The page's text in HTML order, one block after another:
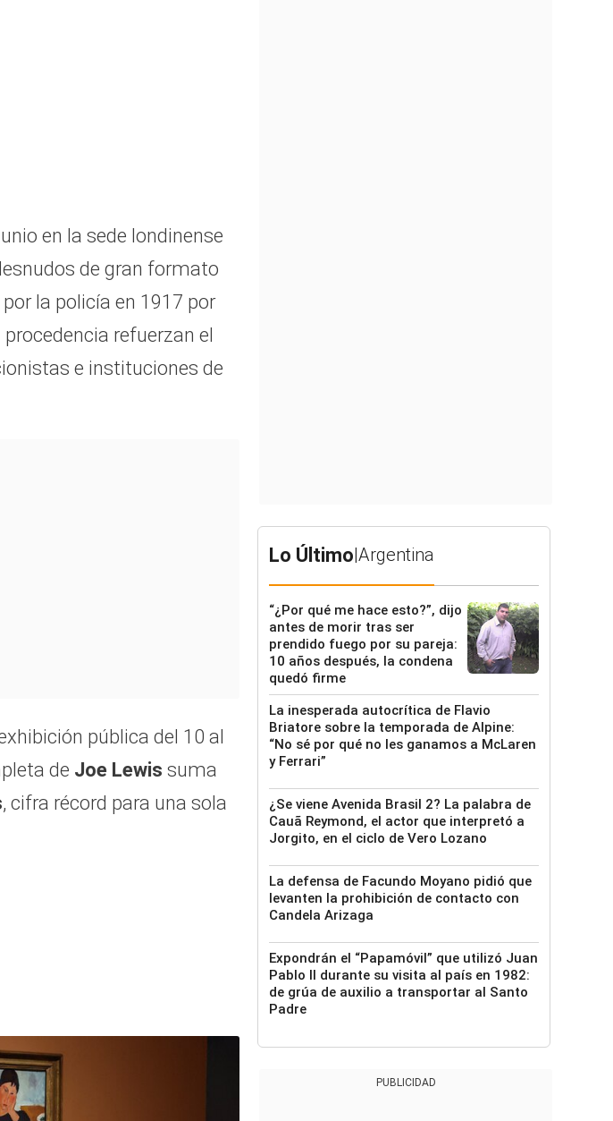
en la sede londinense
de gran formato
la policía en 1917 por
refuerzan el
e instituciones de
pública del 10 al
de Joe Lewis suma
, cifra récord para una sola
Lo Último|Argentina
“¿Por qué me hace esto?”, dijo
antes de morir tras ser
prendido fuego por su pareja:
10 años después, la condena
quedó firme
La inesperada autocrítica de Flavio
Briatore sobre la temporada de Alpine:
“No sé por qué no les ganamos a McLaren
y Ferrari”
¿Se viene Avenida Brasil 2? La palabra de
Cauã Reymond, el actor que interpretó a
Jorgito, en el ciclo de Vero Lozano
La defensa de Facundo Moyano pidió que
levanten la prohibición de contacto con
Candela Arizaga
Expondrán el “Papamóvil” que utilizó Juan
Pablo II durante su visita al país en 1982:
de grúa de auxilio a transportar al Santo
Padre
PUBLICIDAD